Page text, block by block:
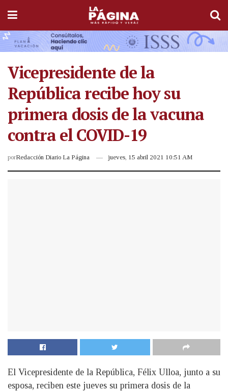
Vicepresidente de la
República recibe hoy su
primera dosis de la vacuna
contra el COVID-19
porRedacción Diario La Página jueves, 15 abril 2021 10:51 AM
El Vicepresidente de la República, Félix Ulloa, junto a su
esposa, reciben este jueves su primera dosis de la